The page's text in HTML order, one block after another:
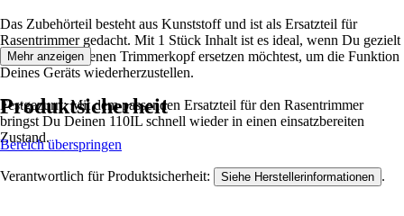
Das Zubehörteil besteht aus Kunststoff und ist als Ersatzteil für
Rasentrimmer gedacht. Mit 1 Stück Inhalt ist es ideal, wenn Du gezielt
einen verschlissenen Trimmerkopf ersetzen möchtest, um die Funktion
Deines Geräts wiederherzustellen.
Festgezurrt: Mit dem passenden Ersatzteil für den Rasentrimmer
bringst Du Deinen 110IL schnell wieder in einen einsatzbereiten
Zustand.
Mehr anzeigen
Produktsicherheit
Bereich überspringen
Verantwortlich für Produktsicherheit: Siehe Herstellerinformationen .